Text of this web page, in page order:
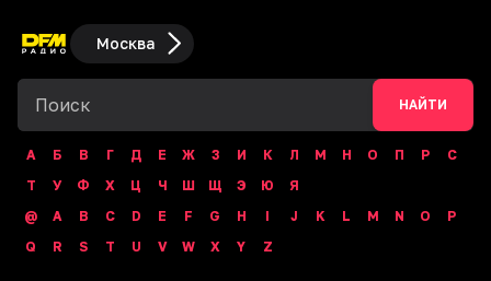
Москва
НАЙТИ
А Б В Г Д Е Ж З И К Л М Н О П Р
С
Т
У Ф Х Ц Ч Ш Щ Э Ю
Я
@
A B C D E F G H I J K L M N O
P
Q
R S T U V W X Y Z